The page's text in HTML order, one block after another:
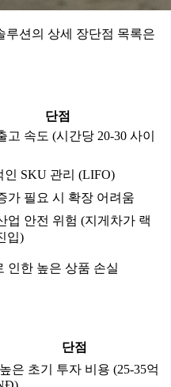
루션의 상세 장단점 목록은
단점
고 속도 (시간당 20-30 사이
인 SKU 관리 (LIFO)
가 필요 시 확장 어려움
업 안전 위험 (지게차가 랙
입)
인한 높은 상품 손실
단점
은 초기 투자 비용 (25-35억